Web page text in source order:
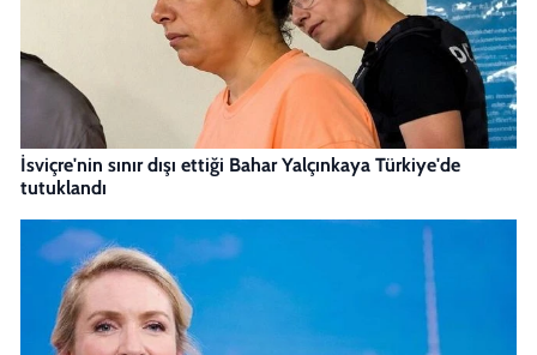
İsviçre'nin sınır dışı ettiği Bahar Yalçınkaya Türkiye'de
tutuklandı